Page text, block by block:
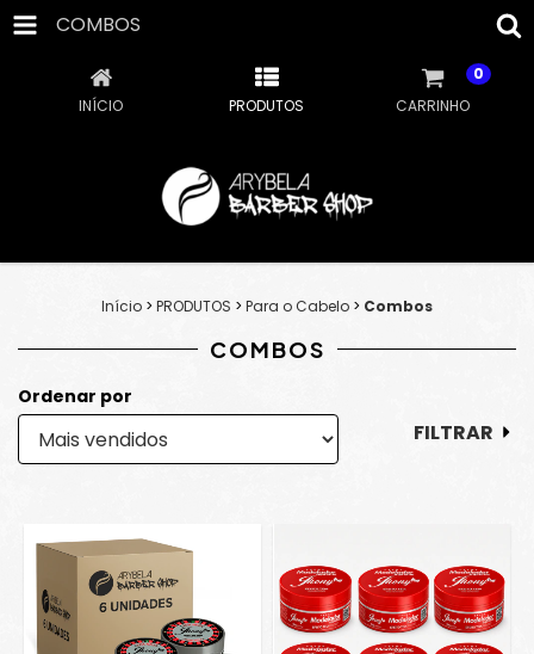
COMBOS
INÍCIO PRODUTOS CARRINHO
0
Início >PRODUTOS > Para o Cabelo > Combos
COMBOS
Ordenar por
FILTRAR